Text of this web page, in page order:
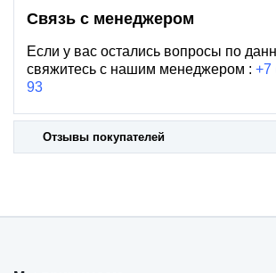
Связь с менеджером
Если у вас остались вопросы по
свяжитесь с нашим менеджером : +7
93
Отзывы покупателей